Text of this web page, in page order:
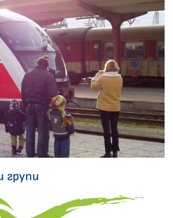
групи